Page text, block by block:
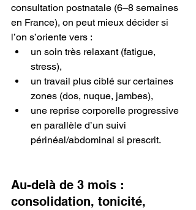
consultation postnatale (6–8 semaines
en France), on peut mieux décider si
l’on s’oriente vers :
un soin très relaxant (fatigue,
stress),
un travail plus ciblé sur certaines
zones (dos, nuque, jambes),
une reprise corporelle progressive
en parallèle d’un suivi
périnéal/abdominal si prescrit.
Au-delà de 3 mois :
consolidation, tonicité,